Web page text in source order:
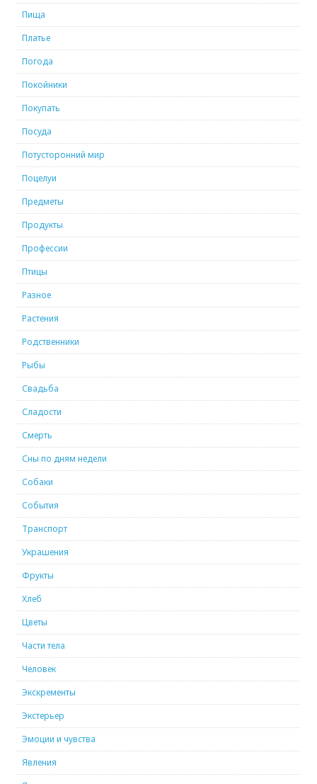
Пища
Платье
Погода
Покойники
Покупать
Посуда
Потусторонний мир
Поцелуи
Предметы
Продукты
Профессии
Птицы
Разное
Растения
Родственники
Рыбы
Свадьба
Сладости
Смерть
Сны по дням недели
Собаки
События
Транспорт
Украшения
Фрукты
Хлеб
Цветы
Части тела
Человек
Экскременты
Экстерьер
Эмоции и чувства
Явления